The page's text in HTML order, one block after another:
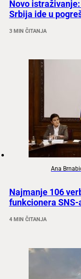
Novo
Srbija ide u
3 MIN ČITANJA
Ana
Najmanje 106
funkcionera
4 MIN ČITANJA